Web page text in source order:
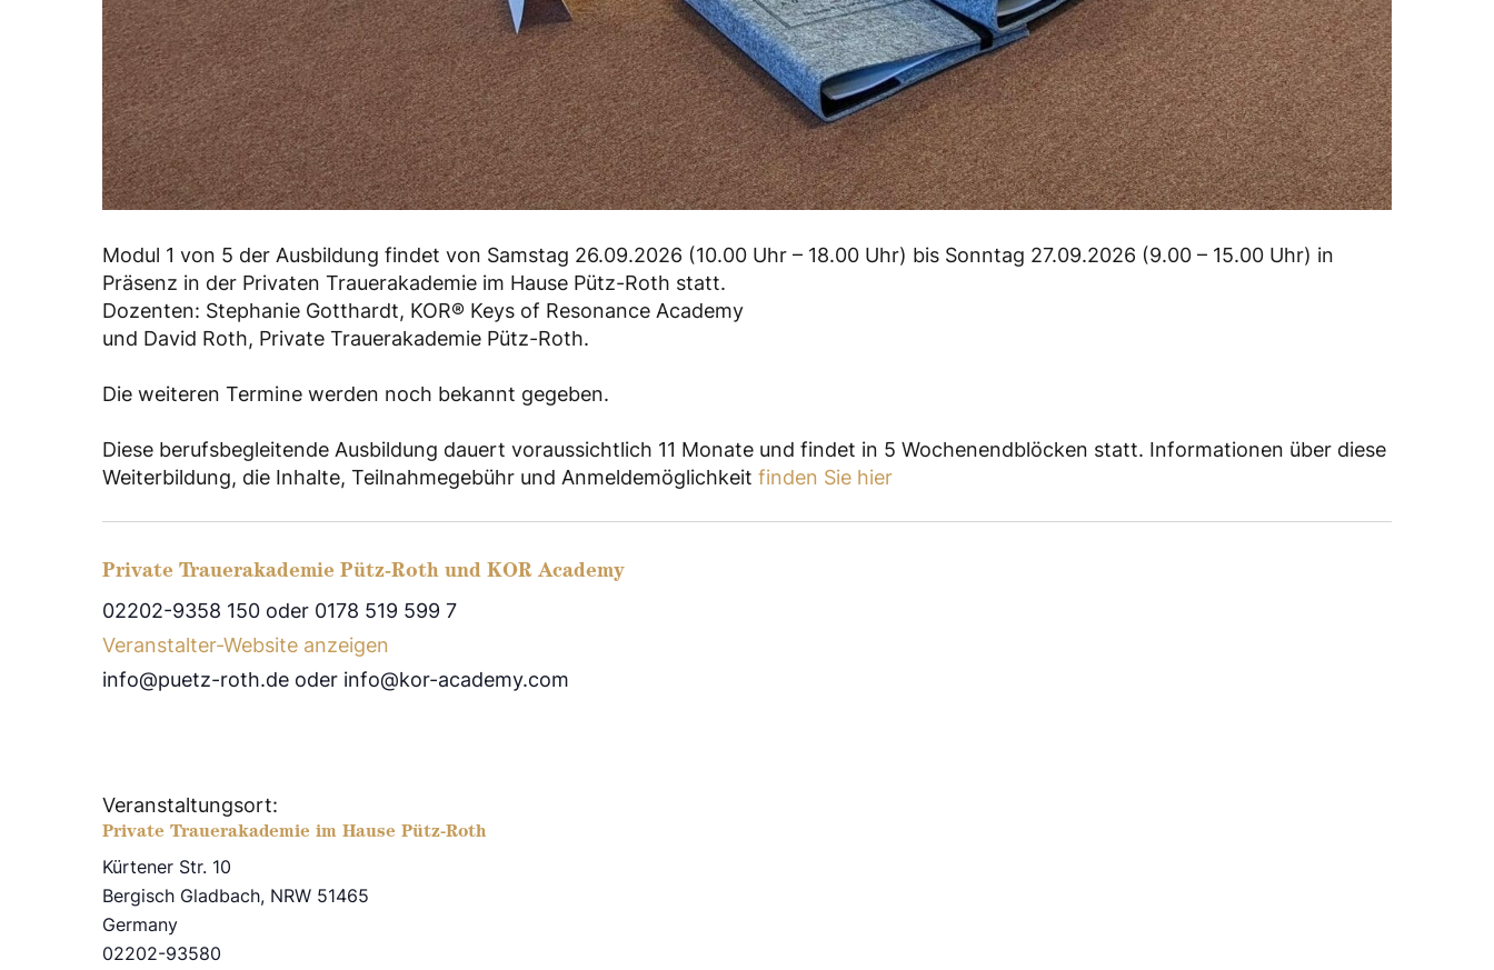
Modul 1 von 5 der Ausbildung findet von Samstag 26.09.2026 (10.00 Uhr – 18.00 Uhr) bis Sonntag 27.09.2026 (9.00 – 15.00 Uhr) in
Präsenz in der Privaten Trauerakademie im Hause Pütz-Roth statt.
Dozenten: Stephanie Gotthardt, KOR® Keys of Resonance Academy
und David Roth, Private Trauerakademie Pütz-Roth.
Die weiteren Termine werden noch bekannt gegeben.
Diese berufsbegleitende Ausbildung dauert voraussichtlich 11 Monate und findet in 5 Wochenendblöcken statt. Informationen über diese
Weiterbildung, die Inhalte, Teilnahmegebühr und Anmeldemöglichkeit finden Sie hier
Private Trauerakademie Pütz-Roth und KOR Academy
02202-9358 150 oder 0178 519 599 7
Veranstalter-Website anzeigen
info@puetz-roth.de oder info@kor-academy.com
Veranstaltungsort:
Private Trauerakademie im Hause Pütz-Roth
Kürtener Str. 10
Bergisch Gladbach, NRW 51465
Germany
02202-93580